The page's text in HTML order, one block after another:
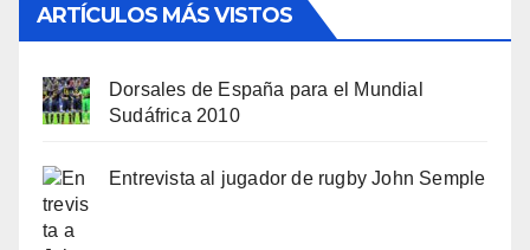
ARTÍCULOS MÁS VISTOS
Dorsales de España para el Mundial
Sudáfrica 2010
Entrevista al jugador de rugby John Semple